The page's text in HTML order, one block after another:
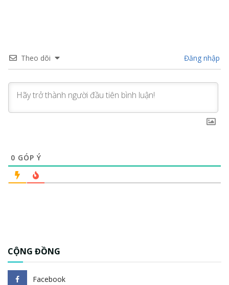
Theo dõi Đăng nhập
0 GÓP Ý
CỘNG ĐỒNG
Facebook